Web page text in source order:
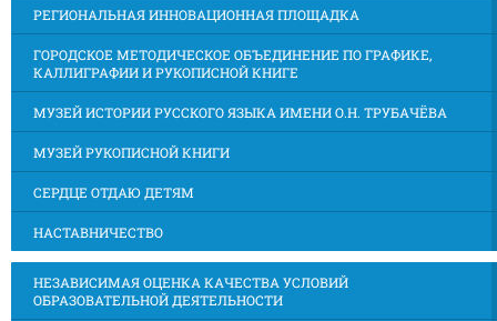
РЕГИОНАЛЬНАЯ ИННОВАЦИОННАЯ ПЛОЩАДКА
ГОРОДСКОЕ МЕТОДИЧЕСКОЕ ОБЪЕДИНЕНИЕ ПО ГРАФИКЕ,
КАЛЛИГРАФИИ И РУКОПИСНОЙ КНИГЕ
МУЗЕЙ ИСТОРИИ РУССКОГО ЯЗЫКА ИМЕНИ О.Н. ТРУБАЧЁВА
МУЗЕЙ РУКОПИСНОЙ КНИГИ
СЕРДЦЕ ОТДАЮ ДЕТЯМ
НАСТАВНИЧЕСТВО
НЕЗАВИСИМАЯ ОЦЕНКА КАЧЕСТВА УСЛОВИЙ
ОБРАЗОВАТЕЛЬНОЙ ДЕЯТЕЛЬНОСТИ